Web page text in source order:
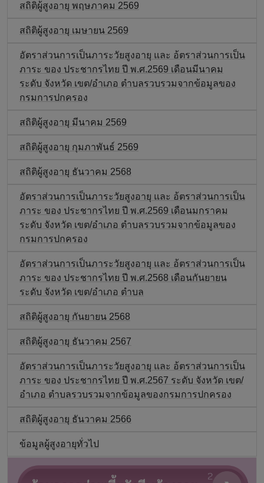
สถิติผู้สูงอายุ พฤษภาคม 2569
สถิติผู้สูงอายุ เมษายน 2569
อัตราส่วนการเป็นภาระวัยสูงอายุ และ อ้ตราส่วนการเป็น
ภาระ ของ ประชากรไทย ปี พ.ศ.2569 เดือนมีนาคม
ระดับ จังหวัด เขต/อำเภอ ตำบลรวบรวมจากข้อมูลของ
กรมการปกครอง
สถิติผู้สูงอายุ มีนาคม 2569
สถิติผู้สูงอายุ กุมภาพันธ์ 2569
สถิติผู้สูงอายุ ธันวาคม 2568
อัตราส่วนการเป็นภาระวัยสูงอายุ และ อ้ตราส่วนการเป็น
ภาระ ของ ประชากรไทย ปี พ.ศ.2569 เดือนมกราคม
ระดับ จังหวัด เขต/อำเภอ ตำบลรวบรวมจากข้อมูลของ
กรมการปกครอง
อัตราส่วนการเป็นภาระวัยสูงอายุ และ อ้ตราส่วนการเป็น
ภาระ ของ ประชากรไทย ปี พ.ศ.2568 เดือนกันยายน
ระดับ จังหวัด เขต/อำเภอ ตำบล
สถิติผู้สูงอายุ กันยายน 2568
สถิติผู้สูงอายุ ธันวาคม 2567
อัตราส่วนการเป็นภาระวัยสูงอายุ และ อ้ตราส่วนการเป็น
ภาระ ของ ประชากรไทย ปี พ.ศ.2567 ระดับ จังหวัด เขต/
อำเภอ ตำบลรวบรวมจากข้อมูลของกรมการปกครอง
สถิติผู้สูงอายุ ธันวาคม 2566
ข้อมูลผู้สูงอายุทั่วไป